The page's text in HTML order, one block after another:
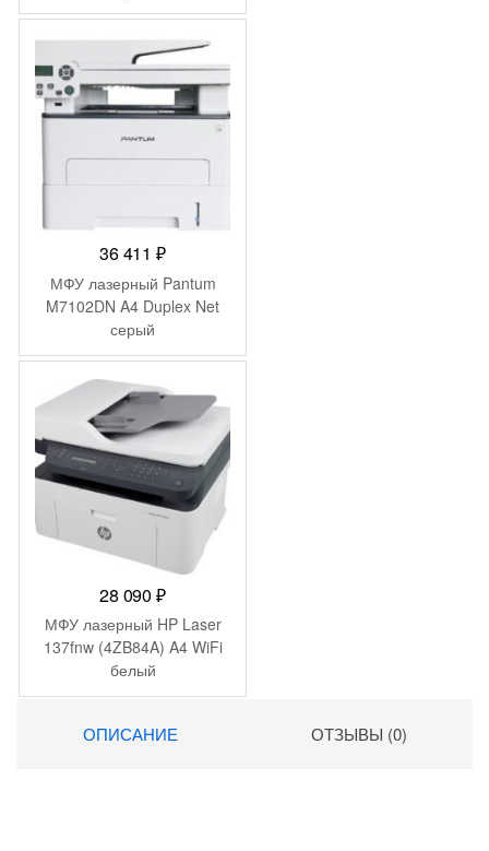
36 411₽
МФУ лазерный Pantum
M7102DN A4 Duplex Net
серый
28 090₽
МФУ лазерный HP Laser
137fnw (4ZB84A) A4 WiFi
белый
ОПИСАНИЕ ОТЗЫВЫ (0)